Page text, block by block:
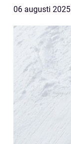
06 augusti 2025